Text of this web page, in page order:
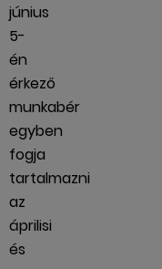
június
5-
én
érkező
munkabér
egyben
fogja
tartalmazni
az
áprilisi
és